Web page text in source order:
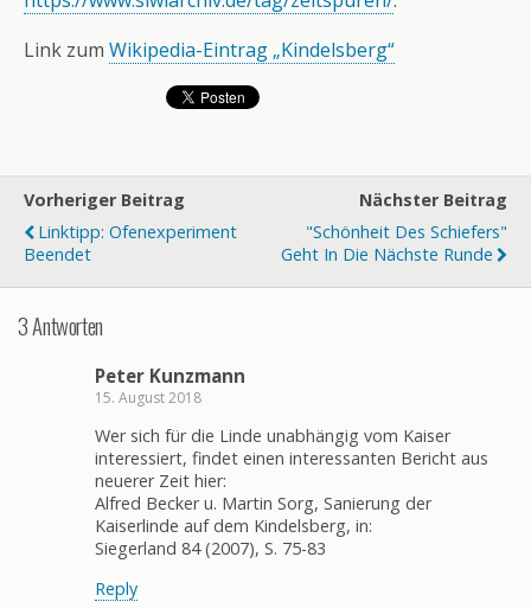
Link zum Wikipedia-Eintrag „Kindelsberg“
Vorheriger Beitrag
Linktipp: Ofenexperiment
Beendet
Nächster Beitrag
"Schönheit Des Schiefers"
Geht In Die Nächste Runde
3 Antworten
Peter Kunzmann
15. August 2018
Wer sich für die Linde unabhängig vom Kaiser
interessiert, findet einen interessanten Bericht aus
neuerer Zeit hier:
Alfred Becker u. Martin Sorg, Sanierung der
Kaiserlinde auf dem Kindelsberg, in:
Siegerland 84 (2007), S. 75-83
Reply